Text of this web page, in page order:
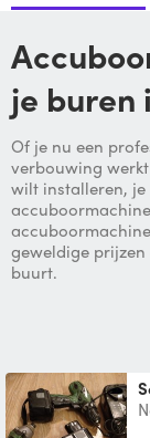
Accuboormachine huren van
je buren
Of je nu een
verbouwing
wilt installeren, je
geweldige
buurt.